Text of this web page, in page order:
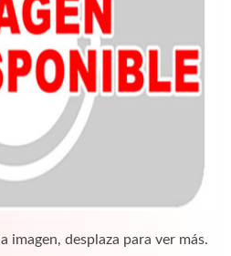
imagen, desplaza para ver más.